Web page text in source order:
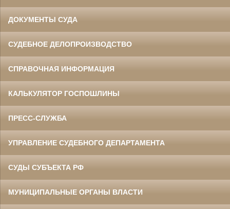
ДОКУМЕНТЫ СУДА
СУДЕБНОЕ ДЕЛОПРОИЗВОДСТВО
СПРАВОЧНАЯ ИНФОРМАЦИЯ
КАЛЬКУЛЯТОР ГОСПОШЛИНЫ
ПРЕСС-СЛУЖБА
УПРАВЛЕНИЕ СУДЕБНОГО ДЕПАРТАМЕНТА
СУДЫ СУБЪЕКТА РФ
МУНИЦИПАЛЬНЫЕ ОРГАНЫ ВЛАСТИ